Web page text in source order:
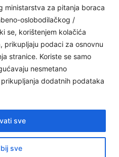
ministarstva za pitanja boraca
oslobodilačkog /
se, korištenjem kolačića
prikupljaju podaci za osnovnu
stranice. Koriste se samo
nesmetano
dodatnih podataka
sve
sve
i invalidsko osiguranje
boraca /branitelja i invalida
/ domovinskog rata